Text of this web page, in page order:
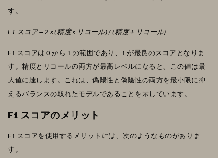
す。
F1 スコア = 2 x (精度 x リコール) / (精度 + リコール)
F1 スコアは 0 から 1 の範囲であり、1 が最良のスコアとなりま
す。精度とリコールの両方が最高レベルになると、この値は最
大値に達します。これは、偽陽性と偽陰性の両方を最小限に抑
えるバランスの取れたモデルであることを示しています。
F1 スコアのメリット
F1 スコアを使用するメリットには、次のようなものがありま
す。